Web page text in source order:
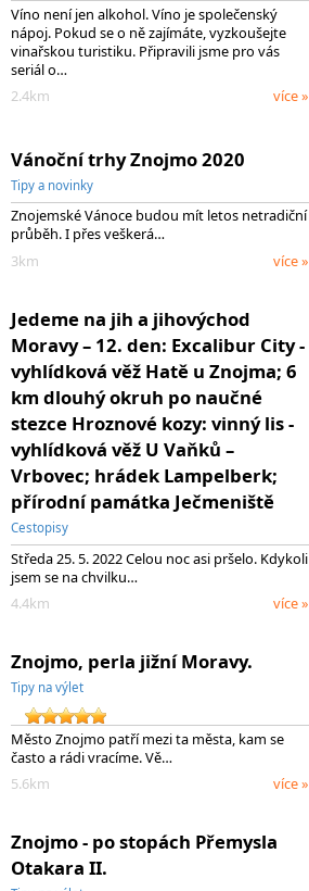
Víno není jen alkohol. Víno je společenský
nápoj. Pokud se o ně zajímáte, vyzkoušejte
vinařskou turistiku. Připravili jsme pro vás
seriál o…
2.4km
více »
Vánoční trhy Znojmo 2020
Tipy a novinky
Znojemské Vánoce budou mít letos netradiční
průběh. I přes veškerá…
3km
více »
Jedeme na jih a jihovýchod
Moravy – 12. den: Excalibur City -
vyhlídková věž Hatě u Znojma; 6
km dlouhý okruh po naučné
stezce Hroznové kozy: vinný lis -
vyhlídková věž U Vaňků –
Vrbovec; hrádek Lampelberk;
přírodní památka Ječmeniště
Cestopisy
Středa 25. 5. 2022 Celou noc asi pršelo. Kdykoli
jsem se na chvilku…
4.4km
více »
Znojmo, perla jižní Moravy.
Tipy na výlet
Město Znojmo patří mezi ta města, kam se
často a rádi vracíme. Vě…
5.6km
více »
Znojmo - po stopách Přemysla
Otakara II.